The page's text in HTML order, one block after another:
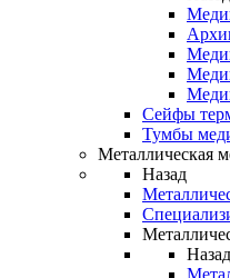
Сейфы
Тумбы
Металлическая
Назад
Назад